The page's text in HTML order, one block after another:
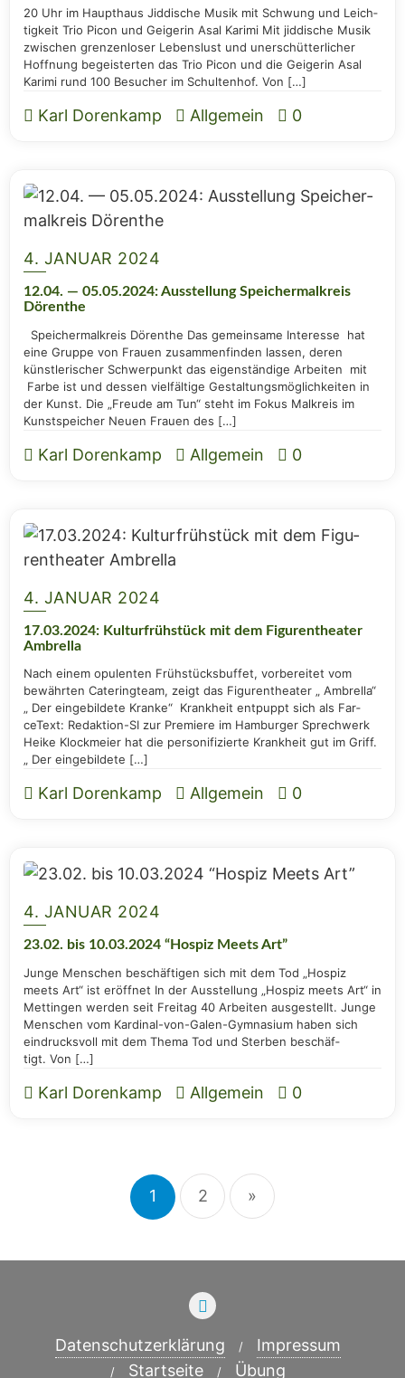
20 Uhr im Haupt­haus Jid­di­sche Musik mit Schwung und Leich­
tig­keit Trio Picon und Gei­ge­rin Asal Kari­mi Mit jid­di­sche Musik
zwi­schen gren­zen­lo­ser Lebens­lust und uner­schüt­ter­li­cher
Hoff­nung begeis­ter­ten das Trio Picon und die Gei­ge­rin Asal
Kari­mi rund 100 Besu­cher im Schul­ten­hof. Von […]
Karl Dorenkamp Allgemein 0
4. JANUAR 2024
12.04. — 05.05.2024: Aus­stel­lung Spei­cher­mal­kreis
Dörenthe
Spei­cher­mal­kreis Dör­en­the Das gemein­sa­me Inter­es­se hat
eine Grup­pe von Frau­en zusam­men­fin­den las­sen, deren
künst­le­ri­scher Schwer­punkt das eigen­stän­di­ge Arbei­ten mit
Far­be ist und des­sen viel­fäl­ti­ge Gestal­tungs­mög­lich­kei­ten in
der Kunst. Die „Freu­de am Tun“ steht im Fokus Mal­kreis im
Kunst­spei­cher Neu­en Frau­en des […]
Karl Dorenkamp Allgemein 0
4. JANUAR 2024
17.03.2024: Kul­tur­früh­stück mit dem Figu­ren­thea­ter
Ambrella
Nach einem opu­len­ten Früh­stücks­buf­fet, vor­be­rei­tet vom
bewähr­ten Cate­ring­team, zeigt das Figu­ren­thea­ter „ Ambrel­la“
„ Der ein­ge­bil­de­te Kran­ke“ Krank­heit ent­puppt sich als Far­
ceText: Redak­­ti­on-SI zur Pre­mie­re im Ham­bur­ger Sprech­werk
Hei­ke Klock­meier hat die perso­ni­fi­zierte Krank­heit gut im Griff.
„ Der eingebildete […]
Karl Dorenkamp Allgemein 0
4. JANUAR 2024
23.02. bis 10.03.2024 “Hos­piz Meets Art”
Jun­ge Men­schen beschäf­ti­gen sich mit dem Tod „Hos­piz
meets Art“ ist eröff­net In der Aus­stel­lung „Hos­piz meets Art“ in
Mett­in­gen wer­den seit Frei­tag 40 Arbei­ten aus­ge­stellt. Jun­ge
Men­schen vom Kar­­di­nal-von-Galen-Gym­na­­si­um haben sich
ein­drucks­voll mit dem The­ma Tod und Ster­ben beschäf­
tigt. Von […]
Karl Dorenkamp Allgemein 0
1 2 »
Daten­schutz­er­klä­rung
Impres­sum
Start­sei­te
Übung